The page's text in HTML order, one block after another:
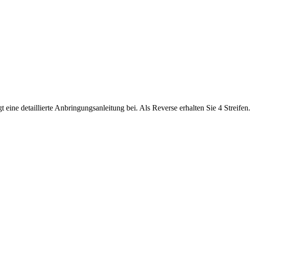
detaillierte Anbringungsanleitung bei. Als Reverse erhalten Sie 4 Streifen.